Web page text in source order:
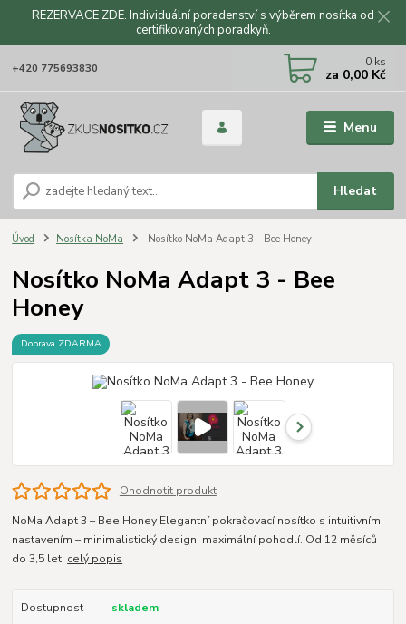
REZERVACE ZDE. Individuální poradenství s výběrem nosítka od
certifikovaných poradkyň.
Menu
Hledat
+420 775693830 0 ks
za 0,00 Kč
Úvod Nosítka NoMa Nosítko NoMa Adapt 3 - Bee Honey
Nosítko NoMa Adapt 3 - Bee
Honey
Doprava ZDARMA
Ohodnotit produkt
NoMa Adapt 3 – Bee Honey Elegantní pokračovací nosítko s intuitivním
nastavením – minimalistický design, maximální pohodlí. Od 12 měsíců
do 3,5 let. celý popis
Dostupnost skladem